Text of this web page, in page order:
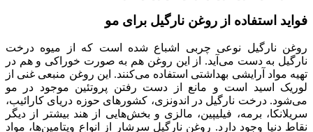
از روغن نارگیل برای مو
نوعی چربی اشباع شده است که از میوه درخت
دست می‌آید. از این روغن هم به صورت خوراکی و هم در
آرایشی بهداشتی استفاده می‌کنند. این روغن منبعی غنی از
است و مانع از دست رفتن پروتئین موجود در مو
نارگیل در اندونزی، کشورهای حوزه دریای کارائیب،
برمه، فیلیپین، مالزی و بخش‌هایی از هند بیشتر از دیگر
وجود دارد. روغن نارگیل سرشار از انواع ویتامین‌ها، مواد